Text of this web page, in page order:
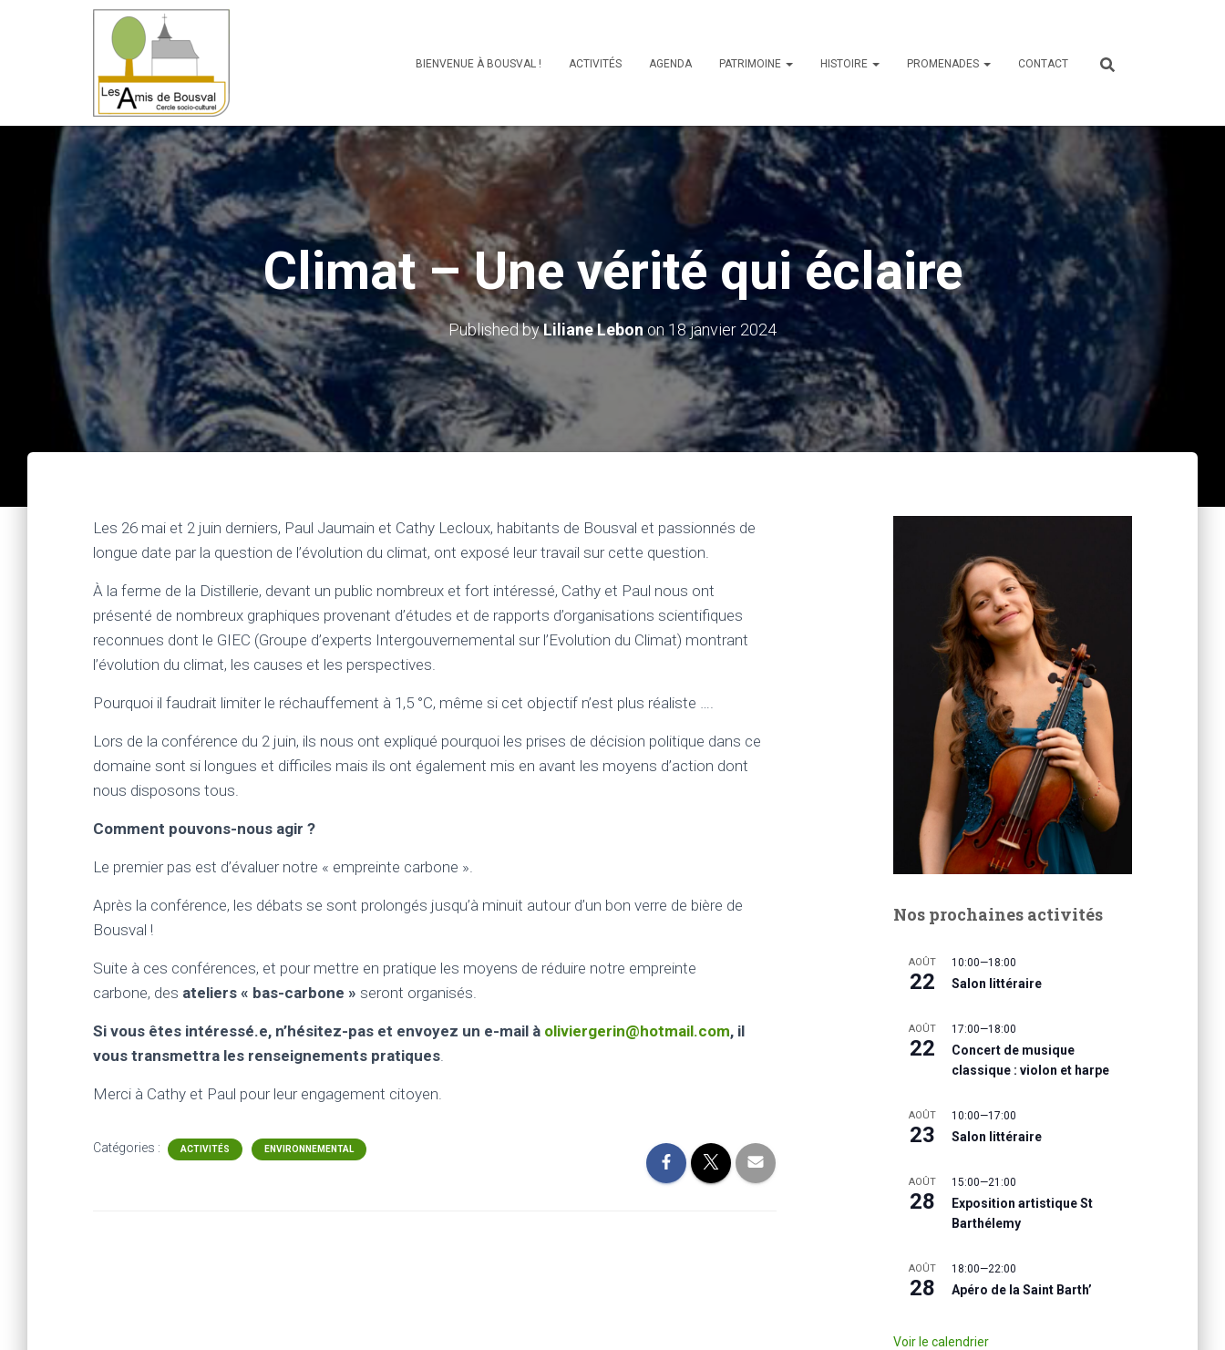
BIENVENUE À BOUSVAL ! ACTIVITÉS AGENDA PATRIMOINE HISTOIRE PROMENADES CONTACT
Climat – Une vérité qui éclaire
Published byLiliane Lebonon 18 janvier 2024
Les 26 mai et 2 juin derniers, Paul Jaumain et Cathy Lecloux, habitants de Bousval et passionnés de
longue date par la question de l’évolution du climat, ont exposé leur travail sur cette question.
À la ferme de la Distillerie, devant un public nombreux et fort intéressé, Cathy et Paul nous ont
présenté de nombreux graphiques provenant d’études et de rapports d’organisations scientifiques
reconnues dont le GIEC (Groupe d’experts Intergouvernemental sur l’Evolution du Climat) montrant
l’évolution du climat, les causes et les perspectives.
Pourquoi il faudrait limiter le réchauffement à 1,5 °C, même si cet objectif n’est plus réaliste ….
Lors de la conférence du 2 juin, ils nous ont expliqué pourquoi les prises de décision politique dans ce
domaine sont si longues et difficiles mais ils ont également mis en avant les moyens d’action dont
nous disposons tous.
Comment pouvons-nous agir ?
Le premier pas est d’évaluer notre « empreinte carbone ».
Après la conférence, les débats se sont prolongés jusqu’à minuit autour d’un bon verre de bière de
Bousval !
Suite à ces conférences, et pour mettre en pratique les moyens de réduire notre empreinte
carbone, des ateliers « bas-carbone » seront organisés.
Si vous êtes intéressé.e, n’hésitez-pas et envoyez un e-mail à oliviergerin@hotmail.com, il
vous transmettra les renseignements pratiques.
Merci à Cathy et Paul pour leur engagement citoyen.
Catégories : ACTIVITÉS ENVIRONNEMENTAL
Nos prochaines activités
AOÛT
22
10:00—18:00
Salon littéraire
AOÛT
22
17:00—18:00
Concert de musique
classique : violon et harpe
AOÛT
23
10:00—17:00
Salon littéraire
AOÛT
28
15:00—21:00
Exposition artistique St
Barthélemy
AOÛT
28
18:00—22:00
Apéro de la Saint Barth’
Voir le calendrier